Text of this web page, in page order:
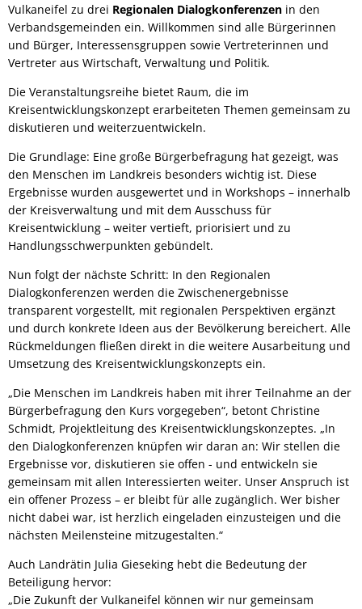
Vulkaneifel zu drei Regionalen Dialogkonferenzen in den
Verbandsgemeinden ein. Willkommen sind alle Bürgerinnen
und Bürger, Interessensgruppen sowie Vertreterinnen und
Vertreter aus Wirtschaft, Verwaltung und Politik.
Die Veranstaltungsreihe bietet Raum, die im
Kreisentwicklungskonzept erarbeiteten Themen gemeinsam zu
diskutieren und weiterzuentwickeln.
Die Grundlage: Eine große Bürgerbefragung hat gezeigt, was
den Menschen im Landkreis besonders wichtig ist. Diese
Ergebnisse wurden ausgewertet und in Workshops – innerhalb
der Kreisverwaltung und mit dem Ausschuss für
Kreisentwicklung – weiter vertieft, priorisiert und zu
Handlungsschwerpunkten gebündelt.
Nun folgt der nächste Schritt: In den Regionalen
Dialogkonferenzen werden die Zwischenergebnisse
transparent vorgestellt, mit regionalen Perspektiven ergänzt
und durch konkrete Ideen aus der Bevölkerung bereichert. Alle
Rückmeldungen fließen direkt in die weitere Ausarbeitung und
Umsetzung des Kreisentwicklungskonzepts ein.
„Die Menschen im Landkreis haben mit ihrer Teilnahme an der
Bürgerbefragung den Kurs vorgegeben“, betont Christine
Schmidt, Projektleitung des Kreisentwicklungskonzeptes. „In
den Dialogkonferenzen knüpfen wir daran an: Wir stellen die
Ergebnisse vor, diskutieren sie offen - und entwickeln sie
gemeinsam mit allen Interessierten weiter. Unser Anspruch ist
ein offener Prozess – er bleibt für alle zugänglich. Wer bisher
nicht dabei war, ist herzlich eingeladen einzusteigen und die
nächsten Meilensteine mitzugestalten.“
Auch Landrätin Julia Gieseking hebt die Bedeutung der
Beteiligung hervor:
„Die Zukunft der Vulkaneifel können wir nur gemeinsam